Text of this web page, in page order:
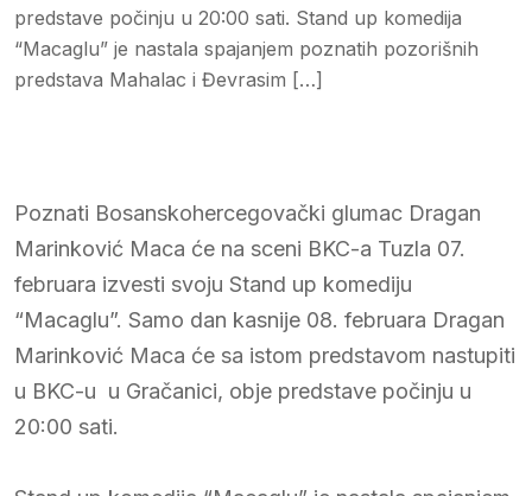
predstave počinju u 20:00 sati. Stand up komedija
“Macaglu” je nastala spajanjem poznatih pozorišnih
predstava Mahalac i Đevrasim […]
Poznati Bosanskohercegovački glumac Dragan
Marinković Maca će na sceni BKC-a Tuzla 07.
februara izvesti svoju Stand up komediju
“Macaglu”. Samo dan kasnije 08. februara Dragan
Marinković Maca će sa istom predstavom nastupiti
u BKC-u u Gračanici, obje predstave počinju u
20:00 sati.